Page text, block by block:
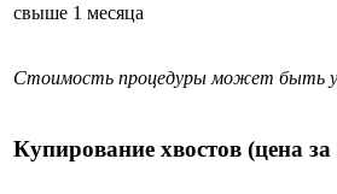
свыше 1 месяца
Стоимость процедуры может быть
Купирование хвостов (цена за